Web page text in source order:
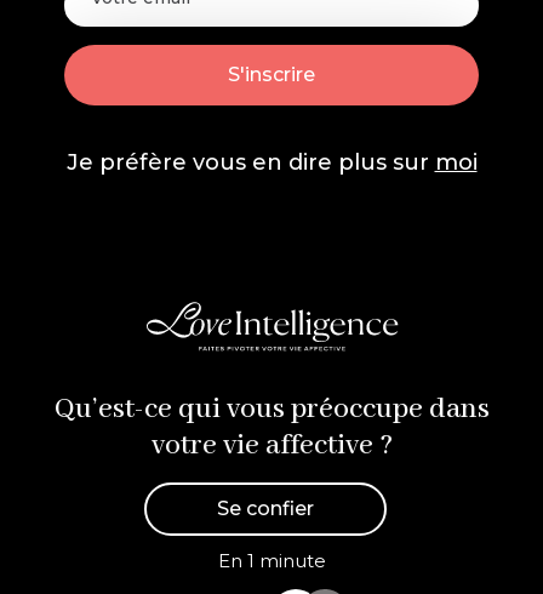
Je préfère vous en dire plus sur moi
Qu’est-ce qui vous préoccupe dans
votre vie affective ?
Se confier
En 1 minute